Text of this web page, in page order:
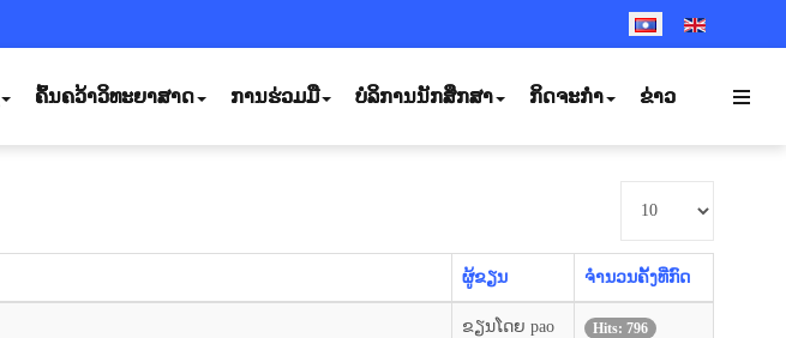
SELECT YOUR
ຄົ້ນຄວ້າວິທະຍາສາດ ການຮ່ວມມື ບໍລິການນັກສຶກສາ ກິດຈະກຳ ຂ່າວ
ຜູ້ຂຽນ ຈຳນວນຄັ້ງທີ່ກົດ
ຂຽນໂດຍ pao Hits: 796